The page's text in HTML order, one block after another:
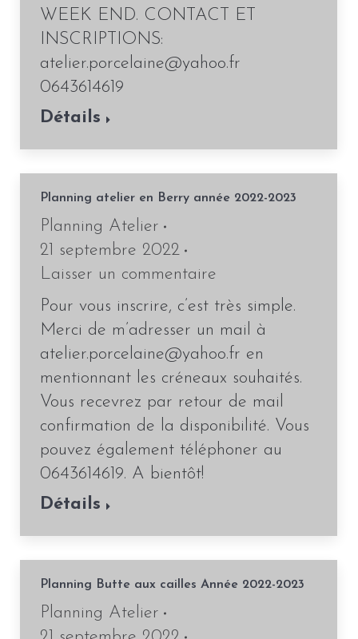
WEEK END. CONTACT ET
INSCRIPTIONS:
atelier.porcelaine@yahoo.fr
0643614619
Détails
Planning atelier en Berry année 2022-2023
Planning Atelier
21 septembre 2022
Laisser un commentaire
Pour vous inscrire, c’est très simple.
Merci de m’adresser un mail à
atelier.porcelaine@yahoo.fr en
mentionnant les créneaux souhaités.
Vous recevrez par retour de mail
confirmation de la disponibilité. Vous
pouvez également téléphoner au
0643614619. A bientôt!
Détails
Planning Butte aux cailles Année 2022-2023
Planning Atelier